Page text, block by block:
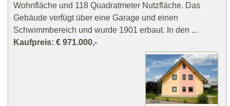
Wohnfläche und 118 Quadratmeter Nutzfläche. Das
Gebäude verfügt über eine Garage und einen
Schwimmbereich und wurde 1901 erbaut. In den ...
Kaufpreis: € 971.000,-